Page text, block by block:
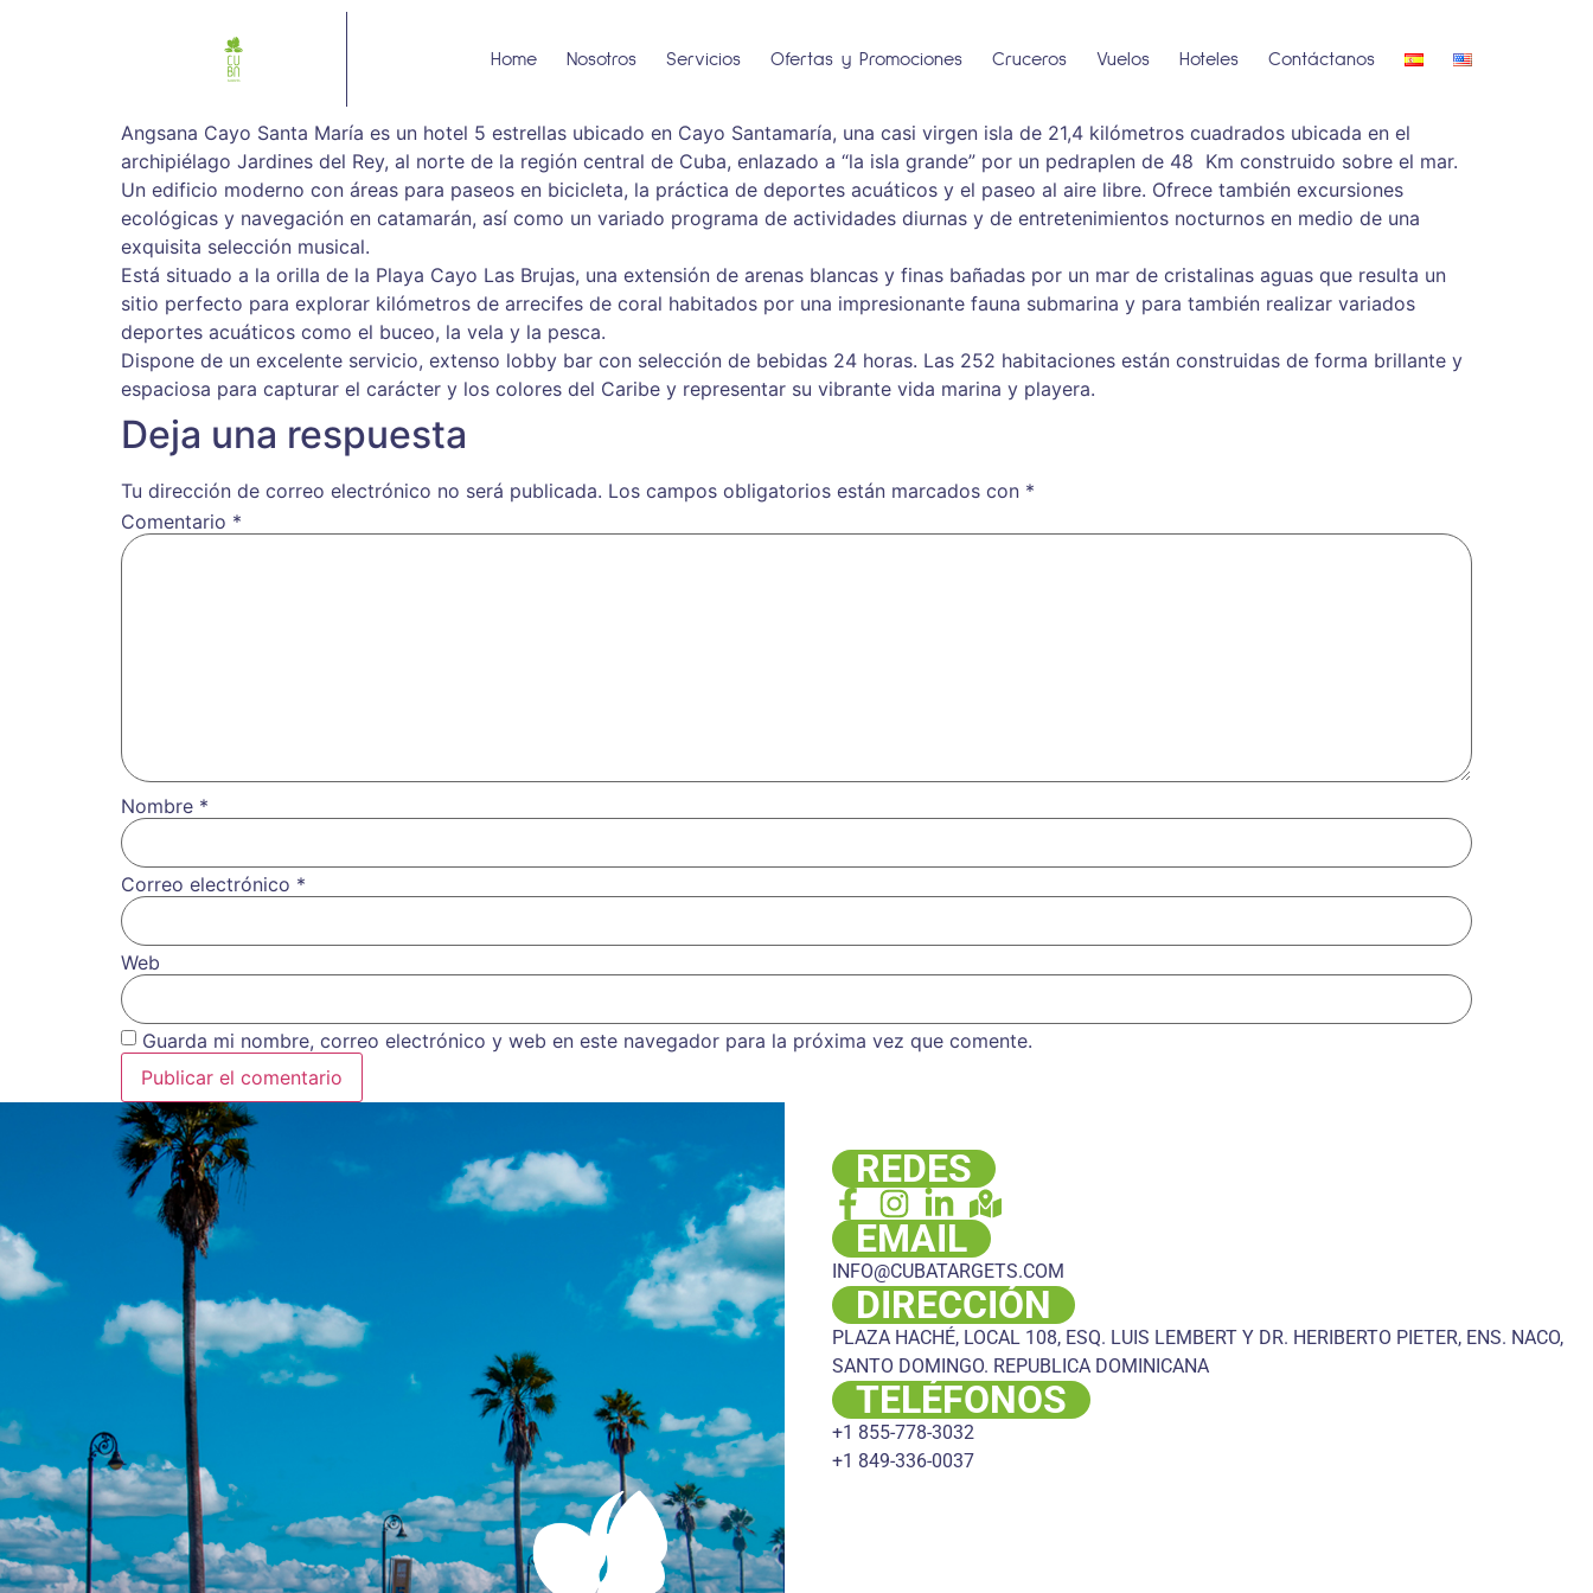
Home Nosotros Servicios Ofertas y Promociones Cruceros Vuelos Hoteles Contáctanos
Angsana Cayo Santa María es un hotel 5 estrellas ubicado en Cayo Santamaría, una casi virgen isla de 21,4 kilómetros cuadrados ubicada en el
archipiélago Jardines del Rey, al norte de la región central de Cuba, enlazado a “la isla grande” por un pedraplen de 48 Km construido sobre el mar.
Un edificio moderno con áreas para paseos en bicicleta, la práctica de deportes acuáticos y el paseo al aire libre. Ofrece también excursiones
ecológicas y navegación en catamarán, así como un variado programa de actividades diurnas y de entretenimientos nocturnos en medio de una
exquisita selección musical.
Está situado a la orilla de la Playa Cayo Las Brujas, una extensión de arenas blancas y finas bañadas por un mar de cristalinas aguas que resulta un
sitio perfecto para explorar kilómetros de arrecifes de coral habitados por una impresionante fauna submarina y para también realizar variados
deportes acuáticos como el buceo, la vela y la pesca.
Dispone de un excelente servicio, extenso lobby bar con selección de bebidas 24 horas. Las 252 habitaciones están construidas de forma brillante y
espaciosa para capturar el carácter y los colores del Caribe y representar su vibrante vida marina y playera.
Deja una respuesta
Tu dirección de correo electrónico no será publicada. Los campos obligatorios están marcados con *
Comentario *
Nombre *
Correo electrónico *
Web
Guarda mi nombre, correo electrónico y web en este navegador para la próxima vez que comente.
REDES
EMAIL
INFO@CUBATARGETS.COM
DIRECCIÓN
PLAZA HACHÉ, LOCAL 108, ESQ. LUIS LEMBERT Y DR. HERIBERTO PIETER, ENS. NACO,
SANTO DOMINGO. REPUBLICA DOMINICANA
TELÉFONOS
+1 855-778-3032
+1 849-336-0037